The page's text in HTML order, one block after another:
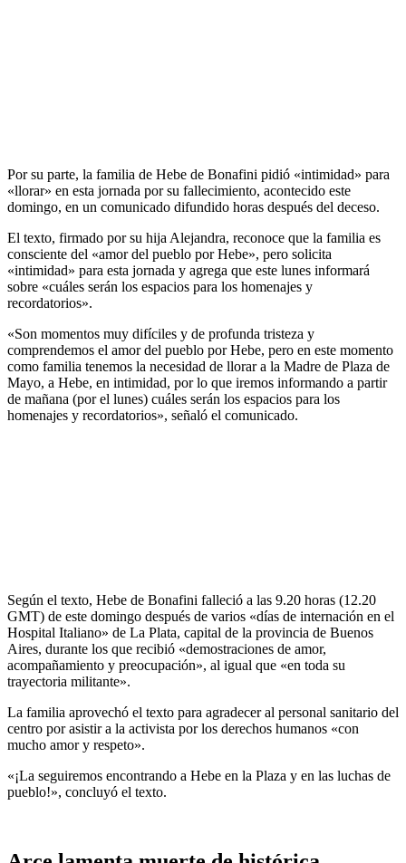
Por su parte, la familia de Hebe de Bonafini pidió «intimidad» para
«llorar» en esta jornada por su fallecimiento, acontecido este
domingo, en un comunicado difundido horas después del deceso.
El texto, firmado por su hija Alejandra, reconoce que la familia es
consciente del «amor del pueblo por Hebe», pero solicita
«intimidad» para esta jornada y agrega que este lunes informará
sobre «cuáles serán los espacios para los homenajes y
recordatorios».
«Son momentos muy difíciles y de profunda tristeza y
comprendemos el amor del pueblo por Hebe, pero en este momento
como familia tenemos la necesidad de llorar a la Madre de Plaza de
Mayo, a Hebe, en intimidad, por lo que iremos informando a partir
de mañana (por el lunes) cuáles serán los espacios para los
homenajes y recordatorios», señaló el comunicado.
Según el texto, Hebe de Bonafini falleció a las 9.20 horas (12.20
GMT) de este domingo después de varios «días de internación en el
Hospital Italiano» de La Plata, capital de la provincia de Buenos
Aires, durante los que recibió «demostraciones de amor,
acompañamiento y preocupación», al igual que «en toda su
trayectoria militante».
La familia aprovechó el texto para agradecer al personal sanitario del
centro por asistir a la activista por los derechos humanos «con
mucho amor y respeto».
«¡La seguiremos encontrando a Hebe en la Plaza y en las luchas de
pueblo!», concluyó el texto.